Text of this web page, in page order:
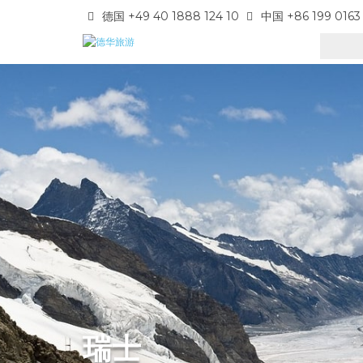
德国 +49 40 1888 124 10 中国 +86 199
瑞士